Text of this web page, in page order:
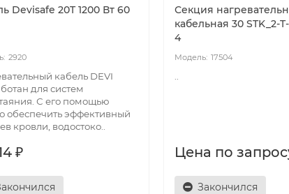
Devisafe 20T 1200 Вт 60
2920
кабель DEVI
для систем
С его помощью
обеспечить эффективный
кровли, водостоко..
₽
Секция
кабельная 30 STK_2-
4
17504
Цена по
Закончился